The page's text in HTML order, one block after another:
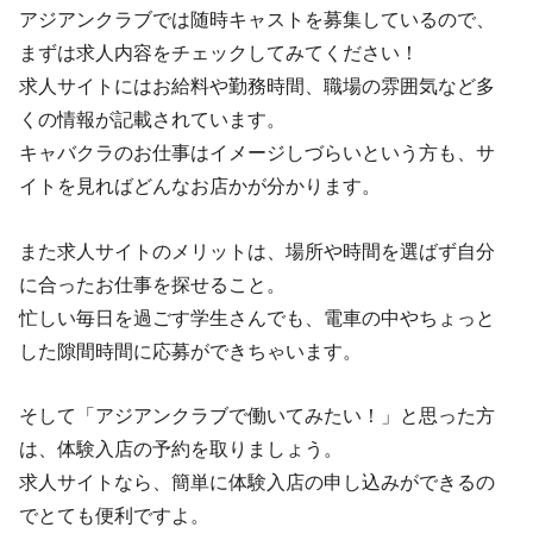
アジアンクラブでは随時キャストを募集しているので、
まずは求人内容をチェックしてみてください！
求人サイトにはお給料や勤務時間、職場の雰囲気など多
くの情報が記載されています。
キャバクラのお仕事はイメージしづらいという方も、サ
イトを見ればどんなお店かが分かります。
また求人サイトのメリットは、場所や時間を選ばず自分
に合ったお仕事を探せること。
忙しい毎日を過ごす学生さんでも、電車の中やちょっと
した隙間時間に応募ができちゃいます。
そして「アジアンクラブで働いてみたい！」と思った方
は、体験入店の予約を取りましょう。
求人サイトなら、簡単に体験入店の申し込みができるの
でとても便利ですよ。